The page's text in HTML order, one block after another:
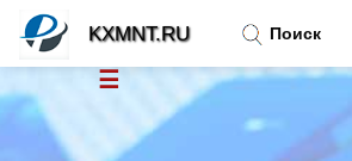
Поиск
KXMNT.RU
☰